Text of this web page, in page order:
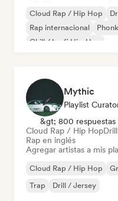
Cloud Rap / Hip Hop
Rap internacional
Phonk
Chill / Lo-fi Hip-Hop
Mythic
Playlist
&gt; 800 respuestas
Cloud Rap / Hip Hop
Rap en inglés
Agregar artistas a mis
Cloud Rap / Hip Hop
Trap
Drill / Jersey